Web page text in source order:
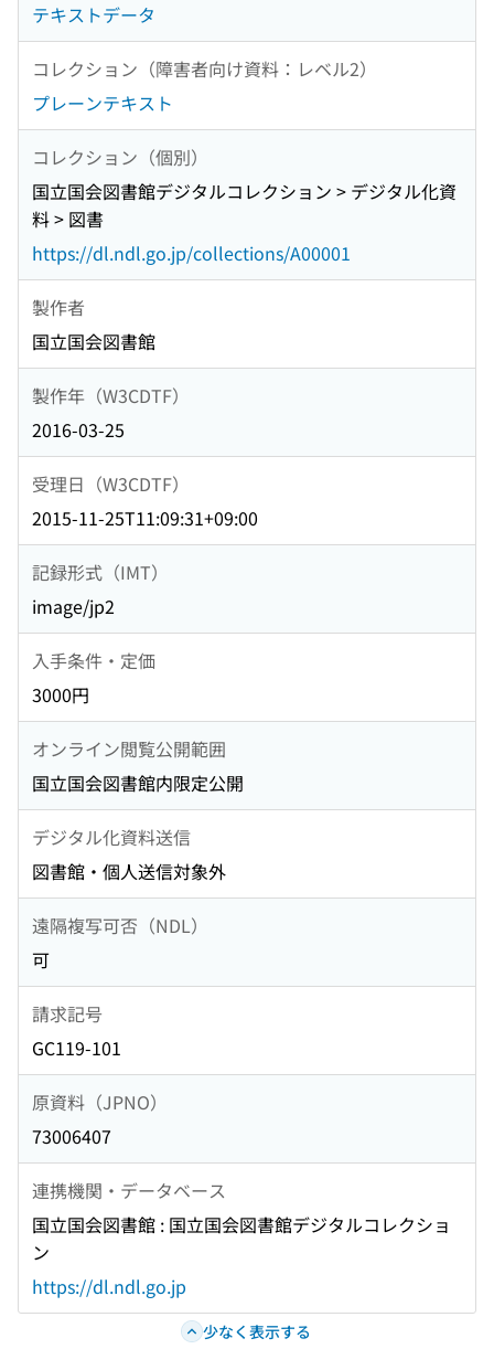
テキストデータ
コレクション（障害者向け資料：レベル2）
プレーンテキスト
コレクション（個別）
国立国会図書館デジタルコレクション > デジタル化資
料 > 図書
https://dl.ndl.go.jp/collections/A00001
製作者
国立国会図書館
製作年（W3CDTF）
2016-03-25
受理日（W3CDTF）
2015-11-25T11:09:31+09:00
記録形式（IMT）
image/jp2
入手条件・定価
3000円
オンライン閲覧公開範囲
国立国会図書館内限定公開
デジタル化資料送信
図書館・個人送信対象外
遠隔複写可否（NDL）
可
請求記号
GC119-101
原資料（JPNO）
73006407
連携機関・データベース
国立国会図書館 : 国立国会図書館デジタルコレクショ
ン
https://dl.ndl.go.jp
少なく表示する